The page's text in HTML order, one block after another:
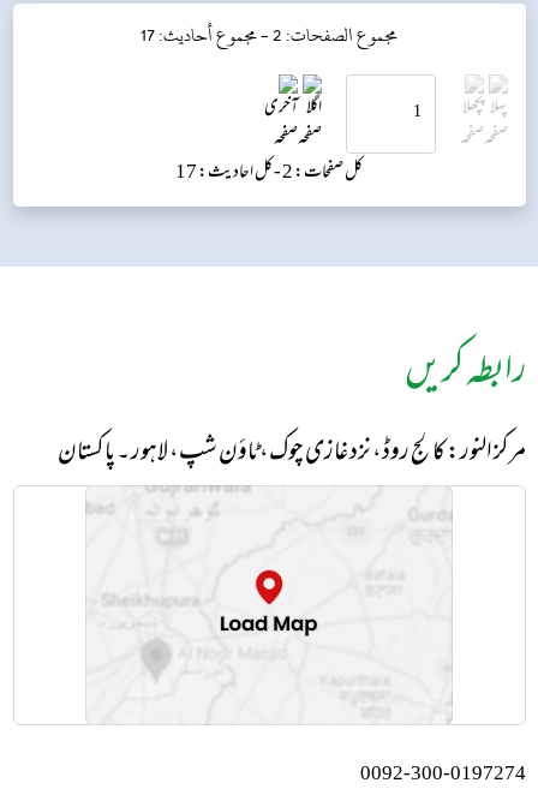
مجموع الصفحات: 2 - مجموع أحاديث: 17
کل صفحات: 2 - کل احادیث: 17
رابطہ کریں
مرکز النور: کالج روڈ، نزد غازی چوک، ٹاؤن شپ، لاہور ۔ پاکستان
0092-300-0197274